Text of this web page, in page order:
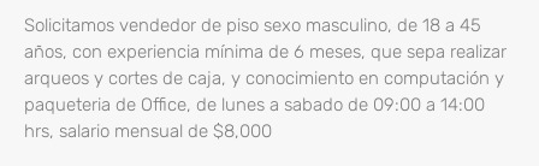
Solicitamos vendedor de piso sexo masculino, de 18 a 45
años, con experiencia mínima de 6 meses, que sepa realizar
arqueos y cortes de caja, y conocimiento en computación y
paqueteria de Office, de lunes a sabado de 09:00 a 14:00
hrs, salario mensual de $8,000